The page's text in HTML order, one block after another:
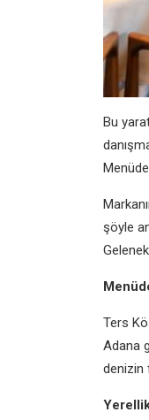
Bu
şöyle
Ters
Adana
denizin